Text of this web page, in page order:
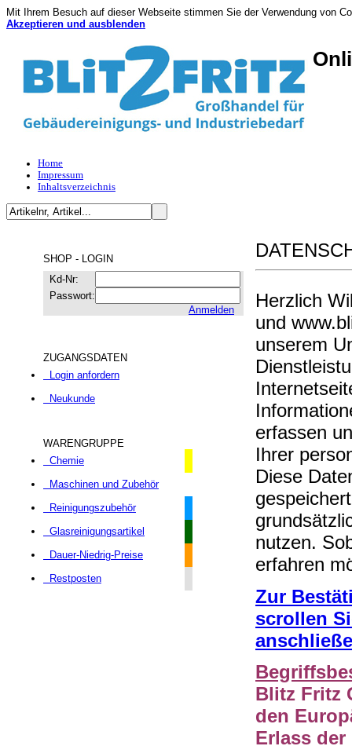
Mit Ihrem Besuch auf dieser Webseite stimmen Sie der Verwendung von
Akzeptieren und ausblenden
Home
Impressum
Inhaltsverzeichnis
SHOP - LOGIN
Kd-Nr:
Passwort:
Anmelden
ZUGANGSDATEN
Login anfordern
Neukunde
WARENGRUPPE
Chemie
Maschinen und Zubehör
Reinigungszubehör
Glasreinigungsartikel
Dauer-Niedrig-Preise
Restposten
Herzlich
und
unserem
erfassen
Ihrer
Diese
nutzen.
erfahren
Zur
scrollen
Blitz Fritz
den
Erlass